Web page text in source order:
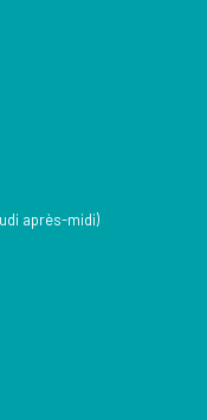
après-midi)